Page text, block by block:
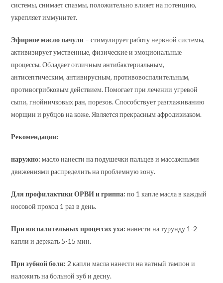
системы, снимает спазмы, положительно влияет на потенцию,
укрепляет иммунитет.
Эфирное масло пачули – стимулирует работу нервной системы,
активизирует умственные, физические и эмоциональные
процессы. Обладает отличным антибактериальным,
антисептическим, антивирусным, противовоспалительным,
противогрибковым действием. Помогает при лечении угревой
сыпи, гнойничковых ран, порезов. Способствует разглаживанию
морщин и рубцов на коже. Является прекрасным афродизиаком.
Рекомендации:
наружно: масло нанести на подушечки пальцев и массажными
движениями распределить на проблемную зону.
Для профилактики ОРВИ и гриппа: по 1 капле масла в каждый
носовой проход 1 раз в день.
При воспалительных процессах уха: нанести на турунду 1-2
капли и держать 5-15 мин.
При зубной боли: 2 капли масла нанести на ватный тампон и
наложить на больной зуб и десну.